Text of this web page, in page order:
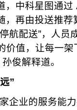
，中科星图通
，再由投送推
航配送”，人员
价值，让每一
俊解释道。
”
企业的服务能